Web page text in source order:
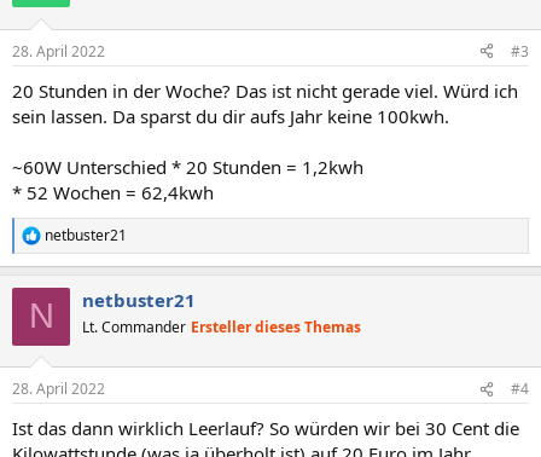
e
:
28. April 2022 #3
20 Stunden in der Woche? Das ist nicht gerade viel. Würd ich
sein lassen. Da sparst du dir aufs Jahr keine 100kwh.
~60W Unterschied * 20 Stunden = 1,2kwh
* 52 Wochen = 62,4kwh
R
e
e
:
netbuster21
N netbuster21
Lt. Commander Ersteller dieses Themas
28. April 2022 #4
Ist das dann wirklich Leerlauf? So würden wir bei 30 Cent die